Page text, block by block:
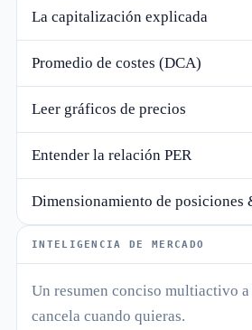
La capitalización explicada
Promedio de costes (DCA)
Leer gráficos de precios
Entender la relación PER
Dimensionamiento de posiciones
INTELIGENCIA DE MERCADO
Un resumen conciso multiactivo a
cancela cuando quieras.